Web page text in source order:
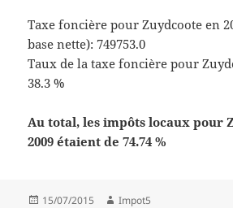
Taxe foncière pour Zuydcoote en
base nette): 749753.0
Taux de la taxe foncière pour
38.3 %
Au total, les impôts locaux pour
2009 étaient de 74.74 %
Publié
15/07/2015 Auteur
Impot5